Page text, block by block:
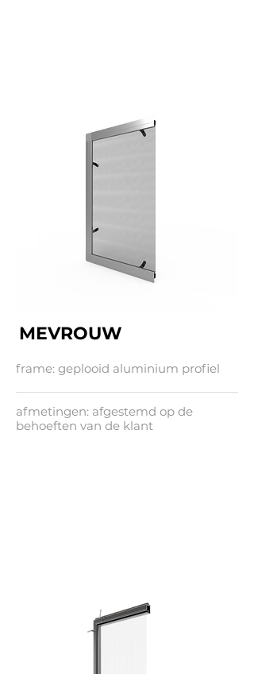
MEVROUW
frame: geplooid aluminium profiel
afmetingen: afgestemd op de
behoeften van de klant